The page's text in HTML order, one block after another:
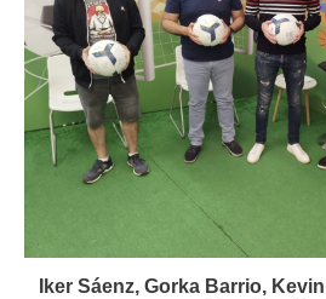
Iker Sáenz, Gorka Barrio,